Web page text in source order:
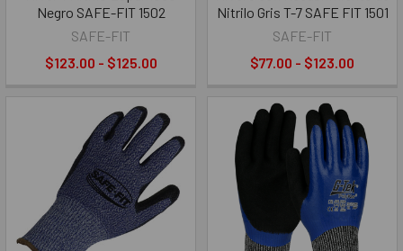
Negro SAFE-FIT 1502
SAFE-FIT
$123.00 - $125.00
Nitrilo Gris T-7 SAFE FIT 1501
SAFE-FIT
$77.00 - $123.00